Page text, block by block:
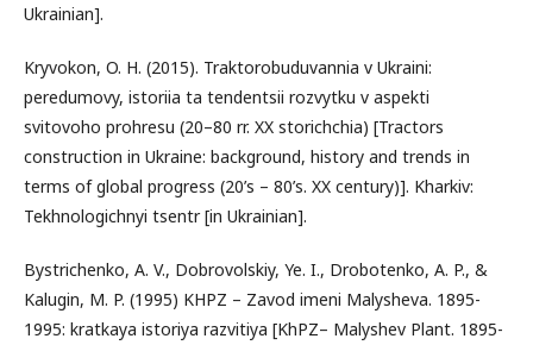
Ukrainian].
Kryvokon, O. H. (2015). Traktorobuduvannia v Ukraini:
peredumovy, istoriia ta tendentsii rozvytku v aspekti
svitovoho prohresu (20–80 rr. XX storichchia) [Tractors
construction in Ukraine: background, history and trends in
terms of global progress (20’s – 80’s. XX century)]. Kharkiv:
Tekhnologichnyi tsentr [in Ukrainian].
Bystrichenko, A. V., Dobrovolskiy, Ye. I., Drobotenko, A. P., &
Kalugin, M. P. (1995) KHPZ – Zavod imeni Malysheva. 1895-
1995: kratkaya istoriya razvitiya [KhPZ– Malyshev Plant. 1895-